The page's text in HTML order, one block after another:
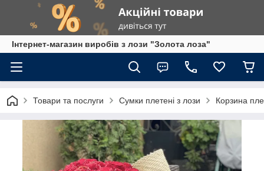
Інтернет-магазин виробів з лози "Золота лоза"
Товари та послуги Сумки плетені з лози Корзина